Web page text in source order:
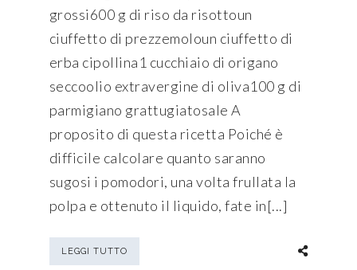
grossi600 g di riso da risottoun
ciuffetto di prezzemoloun ciuffetto di
erba cipollina1 cucchiaio di origano
seccoolio extravergine di oliva100 g di
parmigiano grattugiatosale A
proposito di questa ricetta Poiché è
difficile calcolare quanto saranno
sugosi i pomodori, una volta frullata la
polpa e ottenuto il liquido, fate in[...]
LEGGI TUTTO